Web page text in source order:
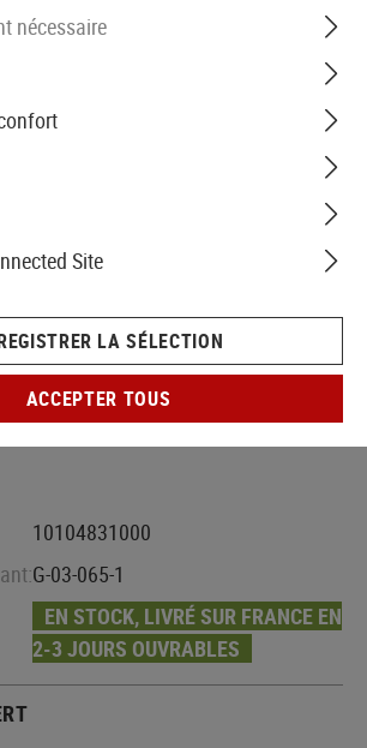
10104831000
G-03-065-1
EN STOCK, LIVRÉ SUR FRANCE EN
2-3 JOURS OUVRABLES
nécessaire
Site
LA SÉLECTION
ACCEPTER TOUS